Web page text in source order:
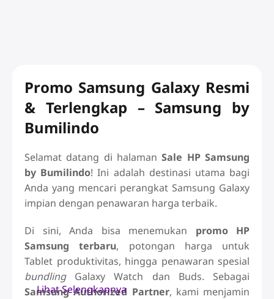
Promo Samsung Galaxy Resmi
& Terlengkap – Samsung by
Bumilindo
Selamat datang di halamanSale HP Samsung
by Bumilindo! Ini adalah destinasi utama bagi
Anda yang mencari perangkat Samsung Galaxy
impian dengan penawaran harga terbaik.
Di sini, Anda bisa menemukan promo HP
Samsung terbaru, potongan harga untuk
Tablet produktivitas, hingga penawaran spesial
bundlingGalaxy Watch dan Buds. Sebagai
Samsung Authorized Partner, kami menjamin
Lihat Selengkapnya